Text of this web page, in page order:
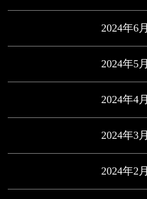
2024年6月
2024年5月
2024年4月
2024年3月
2024年2月